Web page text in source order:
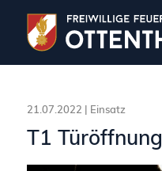
21.07.2022 | Einsatz
T1 Türöffnung